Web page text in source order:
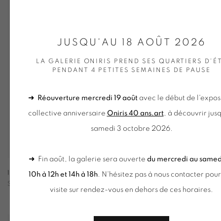
10 TUBES DE NÉON AU HASARD N°3
SAVOIR +
JUSQU'AU 18 AOÛT 2026
LA GALERIE ONIRIS PREND SES QUARTIERS
PENDANT 4 PETITES SEMAINES DE PAUSE
➜ Réouverture mercredi 19 aoûtavec le début de
collective anniversaire Oniris 40 ans.art, à découvrir
samedi 3 octobre 2026.
➜ Fin août, la galerie sera ouverte du mercredi au
10h à 12h et 14h à 18h. N'hésitez pas à nous contacter
visite sur rendez-vous en dehors de ces horaires.